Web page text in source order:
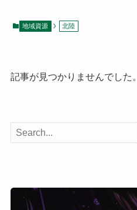
地域資源 北陸
記事が見つかりませんでした。